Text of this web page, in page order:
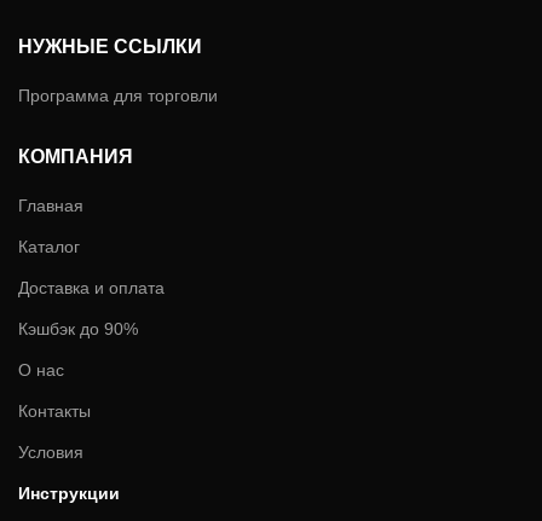
НУЖНЫЕ ССЫЛКИ
Программа для торговли
КОМПАНИЯ
Главная
Каталог
Доставка и оплата
Кэшбэк до 90%
О нас
Контакты
Условия
Инструкции